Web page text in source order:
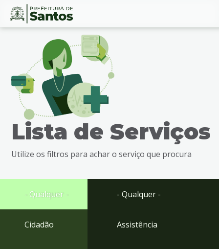
Ir
busca
Ir
rodapé
Conteúdo
Lista de Serviços
Utilize os filtros para achar o serviço que procura
- Qualquer -
Cidadão
- Qualquer -
Assistência